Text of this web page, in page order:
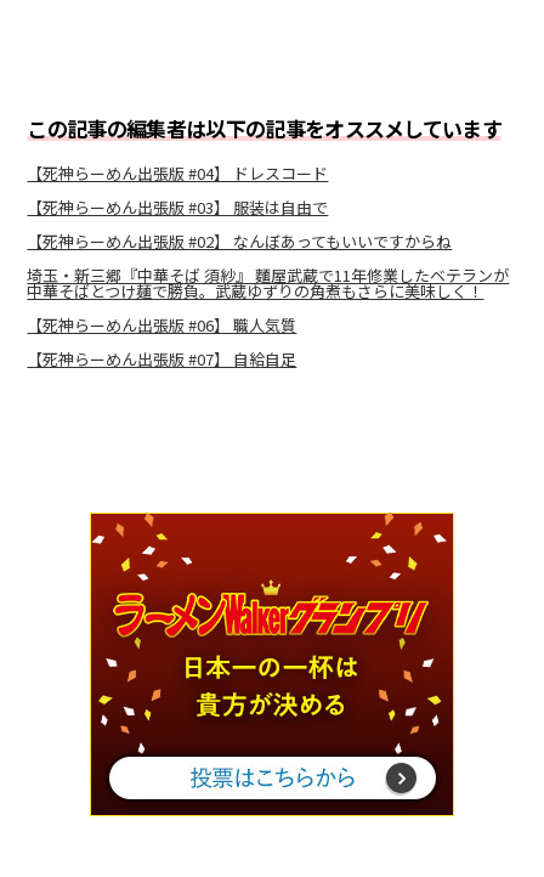
この記事の編集者は以下の記事をオススメしています
【死神らーめん出張版 #04】 ドレスコード
【死神らーめん出張版 #03】 服装は自由で
【死神らーめん出張版 #02】 なんぼあってもいいですからね
埼玉・新三郷『中華そば 須紗』 麵屋武蔵で11年修業したベテランが
中華そばとつけ麺で勝負。武蔵ゆずりの角煮もさらに美味しく！
【死神らーめん出張版 #06】 職人気質
【死神らーめん出張版 #07】 自給自足